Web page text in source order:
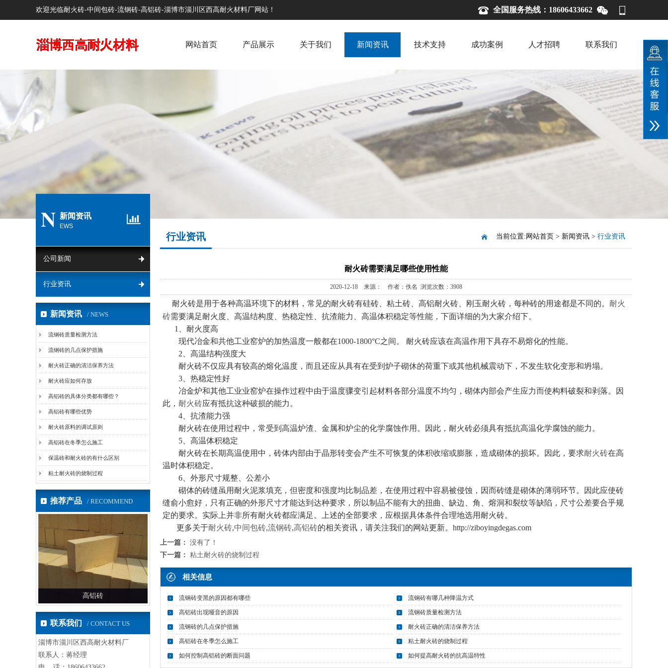
欢迎光临耐火砖-中间包砖-流钢砖-高铝砖-淄博市淄川区西高耐火材料厂网站！ 全国服务热线：18606433662
网站首页 产品展示 关于我们 新闻资讯 技术支持 成功案例 人才招聘 联系我们
N 新闻资讯
EWS
公司新闻
行业资讯
新闻资讯 / NEWS
流钢砖质量检测方法
流钢砖的几点保护措施
耐火砖正确的清洁保养方法
耐火砖应如何存放
高铝砖的具体分类都有哪些？
高铝砖有哪些优势
耐火砖原料的调试原则
高铝砖在冬季怎么施工
保温砖和耐火砖的有什么区别
粘土耐火砖的烧制过程
推荐产品 / RECOMMEND
高铝砖 高铝砖 耐火砖
联系我们 / CONTACT US
淄博市淄川区西高耐火材料厂
联系人：蒋经理
行业资讯 当前位置: 网站首页 > 新闻资讯 > 行业资讯
耐火砖需要满足哪些使用性能
2020-12-18 来源： 作者：佚名 浏览次数：3908
耐火砖是用于各种高温环境下的材料，常见的耐火砖有硅砖、粘土砖、高铝耐火砖、刚玉耐火砖，每种砖的用途都是不同的。 耐火
砖需要满足耐火度、高温结构度、热稳定性、抗渣能力、高温体积稳定等性能，下面详细的为大家介绍下。
1、耐火度高
现代冶金和共他工业窑炉的加热温度一般都在1000-1800°C之间。 耐火砖应该在高温作用下具存不易熔化的性能。
2、高温结构强度大
耐火砖不仅应具有较高的熔化温度，而且还应从具有在受到炉子砌休的荷重下或其他机械震动下，不发生软化变形和坍塌。
3、热稳定性好
冶金炉和其他工业业窑炉在操作过程中由于温度骤变引起材料各部分温度不均匀，砌体内部会产生应力而使构料破裂和剥落。因
此， 耐火砖应有抵抗这种破损的能力。
4、抗渣能力强
耐火砖在使用过程中，常受到高温炉渣、金属和炉尘的化学腐蚀作用。因此，耐火砖必须具有抵抗高温化学腐蚀的能力。
5、高温体积稳定
耐火砖在长期高温使用中，砖体内部由于晶形转变会产生不可恢复的体积收缩或膨胀，造成砌体的损坏。因此，要求耐火砖在高
温时体积稳定。
6、外形尺寸规整、公差小
砌体的砖缝虽用耐火泥浆填充，但密度和强度均比制品差，在使用过程中容易被侵蚀，因而砖缝是砌体的薄弱环节。因此应使砖
缝俞小愈好，只有正确的外形尺寸才能达到达种要求，所以制品不能有大的扭曲、缺边、角、熔洞和裂纹等缺陷，尺寸公差要合乎规
定的要求。实际上并非所有耐火砖都应满足。上述的全部要求，应根据具体条件合理地选用耐火砖。
更多关于耐火砖,中间包砖,流钢砖,高铝砖的相关资讯，请关注我们的网站更新。http://ziboyingdegas.com
上一篇： 没有了！
下一篇： 粘土耐火砖的烧制过程
相关信息
流钢砖变黑的原因都有哪些 流钢砖有哪几种降温方式
高铝砖出现哑音的原因 流钢砖质量检测方法
流钢砖的几点保护措施 耐火砖正确的清洁保养方法
高铝砖在冬季怎么施工 粘土耐火砖的烧制过程
如何控制高铝砖的断面问题 如何提高耐火砖的抗高温特性